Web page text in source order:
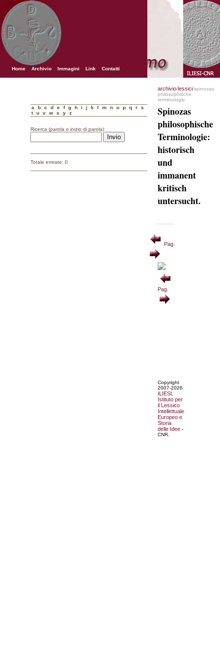
Home Archivio Immagini Link Contatti
a b c d e f g h i j k l m n o p q r
s
t
u v w x y z
Ricerca (parola o inizio di parola)
Totale entrate: 0
archivio/lessici/spinozas
philosophische
terminologie
Spinozas
philosophische
Terminologie:
historisch
und
immanent
kritisch
untersucht.
Pag.
Pag.
Copyright
2007-2026
ILIESI,
Istituto per
il Lessico
Intellettuale
Europeo e
Storia
delle Idee -
CNR.